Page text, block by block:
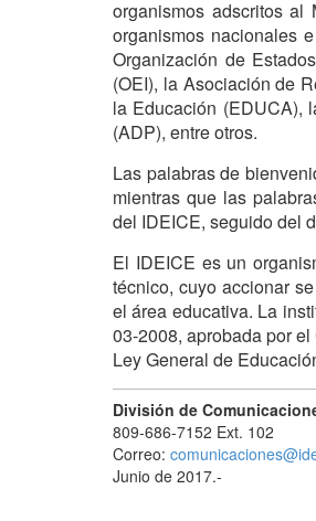
organismos adscritos
organismos nacionales
Organización de
(OEI), la Asociación de
la Educación (EDUCA),
(ADP), entre otros.
Las palabras de
mientras que las
del IDEICE, seguido del
El IDEICE es un
técnico, cuyo accionar
el área educativa. La
03-2008, aprobada por
Ley General de
División de
809-686-7152 Ext. 102
Correo:
Junio de 2017.-